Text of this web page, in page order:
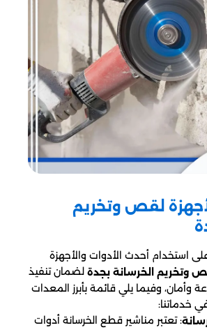
لقص وتخريم
استخدام أحدث الأدوات والأجهزة
وتخريم الخرسانة بجدة لضمان تنفيذ
وأمان، وفيما يلي قائمة بأبرز المعدات
خدماتنا:
: تعتبر مناشير قطع الخرسانة أدوات